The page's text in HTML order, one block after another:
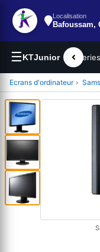
Localisation
Bafoussam,
☰KTJunior
portables
Ecrans d'ordinateur ›